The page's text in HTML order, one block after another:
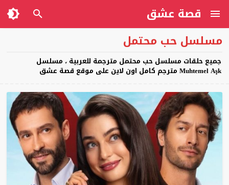
قصة عشق
مسلسل حب محتمل
جميع حلقات مسلسل حب محتمل مترجمة للعربية ، مسلسل
Muhtemel Aşk مترجم كامل اون لاين على موقع قصة عشق